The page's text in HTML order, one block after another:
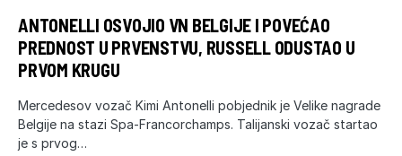
ANTONELLI OSVOJIO VN BELGIJE I POVEĆAO
PREDNOST U PRVENSTVU, RUSSELL ODUSTAO U
PRVOM KRUGU
Mercedesov vozač Kimi Antonelli pobjednik je Velike nagrade
Belgije na stazi Spa-Francorchamps. Talijanski vozač startao
je s prvog…